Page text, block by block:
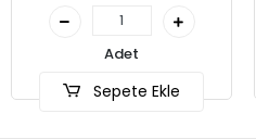
Adet
Sepete Ekle